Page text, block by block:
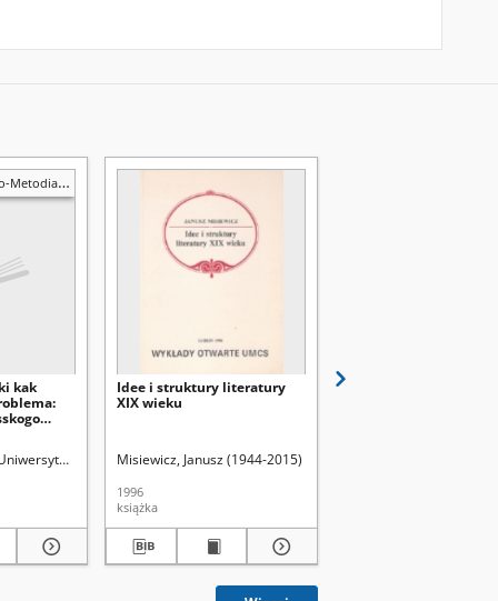
kak
Marii Curie-Skłodowskiej (Lublin). Zakład Językoznawstwa
Idee i struktury literatury
XIX wieku
Misiewicz, Janusz (1944-2015)
1996
książka